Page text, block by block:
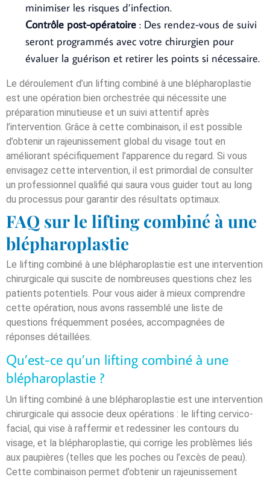
minimiser les risques d’infection.
Contrôle post-opératoire : Des rendez-vous de suivi
seront programmés avec votre chirurgien pour
évaluer la guérison et retirer les points si nécessaire.
Le déroulement d’un lifting combiné à une blépharoplastie
est une opération bien orchestrée qui nécessite une
préparation minutieuse et un suivi attentif après
l’intervention. Grâce à cette combinaison, il est possible
d’obtenir un rajeunissement global du visage tout en
améliorant spécifiquement l’apparence du regard. Si vous
envisagez cette intervention, il est primordial de consulter
un professionnel qualifié qui saura vous guider tout au long
du processus pour garantir des résultats optimaux.
FAQ sur le lifting combiné à une
blépharoplastie
Le lifting combiné à une blépharoplastie est une intervention
chirurgicale qui suscite de nombreuses questions chez les
patients potentiels. Pour vous aider à mieux comprendre
cette opération, nous avons rassemblé une liste de
questions fréquemment posées, accompagnées de
réponses détaillées.
Qu’est-ce qu’un lifting combiné à une
blépharoplastie ?
Un lifting combiné à une blépharoplastie est une intervention
chirurgicale qui associe deux opérations : le lifting cervico-
facial, qui vise à raffermir et redessiner les contours du
visage, et la blépharoplastie, qui corrige les problèmes liés
aux paupières (telles que les poches ou l’excès de peau).
Cette combinaison permet d’obtenir un rajeunissement